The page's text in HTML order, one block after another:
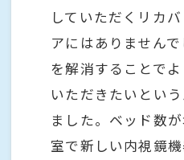
していただくリカ
アにはありません
を解消することで
いただきたいとい
ました。ベッド数
室で新しい内視鏡